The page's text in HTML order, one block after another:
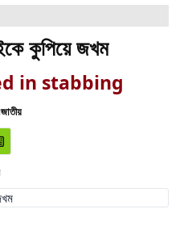
কুপিয়ে জখম
in stabbing
জাতীয়